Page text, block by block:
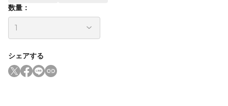
数量：
シェアする